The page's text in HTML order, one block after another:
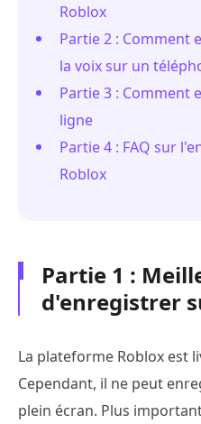
Roblox
Partie 2 : Comment
la voix sur un
Partie 3 : Comment
ligne
Partie 4 : FAQ sur
Roblox
Partie 1 :
d'enregistrer
La plateforme Roblox est
Cependant, il ne peut
plein écran. Plus